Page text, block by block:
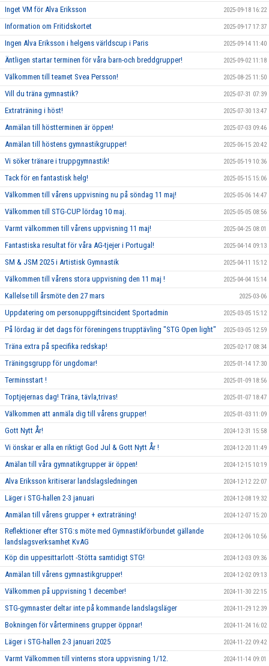
Inget VM för Alva Eriksson 2025-09-18 16:22
Information om Fritidskortet 2025-09-17 17:37
Ingen Alva Eriksson i helgens världscup i Paris 2025-09-14 11:40
Äntligen startar terminen för våra barn-och breddgrupper! 2025-09-02 11:18
Välkommen till teamet Svea Persson! 2025-08-25 11:50
Vill du träna gymnastik? 2025-07-31 07:39
Extraträning i höst! 2025-07-30 13:47
Anmälan till höstterminen är öppen! 2025-07-03 09:46
Anmälan till höstens gymnastikgrupper! 2025-06-15 20:42
Vi söker tränare i truppgymnastik! 2025-05-19 10:36
Tack för en fantastisk helg! 2025-05-15 15:06
Välkommen till vårens uppvisning nu på söndag 11 maj! 2025-05-06 14:47
Välkommen till STG-CUP lördag 10 maj. 2025-05-05 08:56
Varmt välkommen till vårens uppvisning 11 maj! 2025-04-25 08:01
Fantastiska resultat för våra AG-tjejer i Portugal! 2025-04-14 09:13
SM & JSM 2025 i Artistisk Gymnastik 2025-04-11 15:12
Välkommen till vårens stora uppvisning den 11 maj ! 2025-04-04 15:14
Kallelse till årsmöte den 27 mars 2025-03-06
Uppdatering om personuppgiftsincident Sportadmin 2025-03-05 15:12
På lördag är det dags för föreningens trupptävling "STG Open light" 2025-03-05 12:59
Träna extra på specifika redskap! 2025-02-17 08:34
Träningsgrupp för ungdomar! 2025-01-14 17:30
Terminsstart ! 2025-01-09 18:56
Toptjejernas dag! Träna, tävla,trivas! 2025-01-07 18:47
Välkommen att anmäla dig till vårens grupper! 2025-01-03 11:09
Gott Nytt År! 2024-12-31 15:58
Vi önskar er alla en riktigt God Jul & Gott Nytt År ! 2024-12-20 11:49
Amälan till våra gymnatikgrupper är öppen! 2024-12-15 10:19
Alva Eriksson kritiserar landslagsledningen 2024-12-12 22:07
Läger i STG-hallen 2-3 januari 2024-12-08 19:32
Anmälan till vårens grupper + extraträning! 2024-12-07 15:20
Reflektioner efter STG:s möte med Gymnastikförbundet gällande
landslagsverksamhet KvAG
2024-12-06 10:56
Köp din uppesittarlott -Stötta samtidigt STG! 2024-12-03 09:36
Anmälan till vårens gymnastikgrupper! 2024-12-02 09:13
Välkommen på uppvisning 1 december! 2024-11-30 22:15
STG-gymnaster deltar inte på kommande landslagsläger 2024-11-29 12:39
Bokningen för vårterminens grupper öppnar! 2024-11-24 16:02
Läger i STG-hallen 2-3 januari 2025 2024-11-22 09:42
Varmt Välkommen till vinterns stora uppvisning 1/12. 2024-11-14 09:01